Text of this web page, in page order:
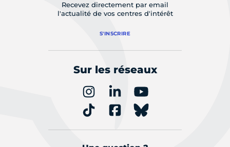
Recevez directement par email
l'actualité de vos centres d'intérêt
S'INSCRIRE
Sur les réseaux